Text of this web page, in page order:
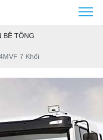
BÊ TÔNG
7 Khối